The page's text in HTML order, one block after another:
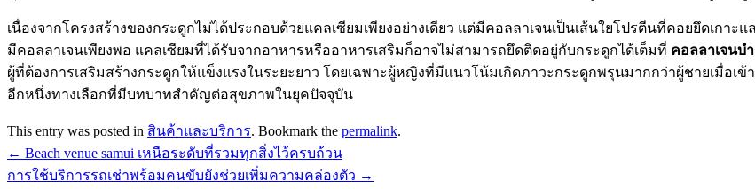
เนื่องจากโครงสร้างของกระดูกไม่ได้ประกอบด้วยแคลเซียมเพียงอย่างเดียว แต่มีคอลลาเจนเป็นเส้นใยโปรตีนที่คอยยึดเกาะ
มีคอลลาเจนเพียงพอ แคลเซียมที่ได้รับจากอาหารหรืออาหารเสริมก็อาจไม่สามารถยึดติดอยู่กับกระดูกได้เต็มที่ คอลลาเจนบ
ผู้ที่ต้องการเสริมสร้างกระดูกให้แข็งแรงในระยะยาว โดยเฉพาะผู้หญิงที่มีแนวโน้มเกิดภาวะกระดูกพรุนมากกว่าผู้ชายเมื่อเ
อีกหนึ่งทางเลือกที่มีบทบาทสำคัญต่อสุขภาพในยุคปัจจุบัน
This entry was posted in สินค้าและบริการ. Bookmark the permalink.
← Beach venue samui เหนือระดับที่รวมทุกสิ่งไว้ครบถ้วน
การใช้บริการรถเช่าพร้อมคนขับยังช่วยเพิ่มความคล่องตัว →